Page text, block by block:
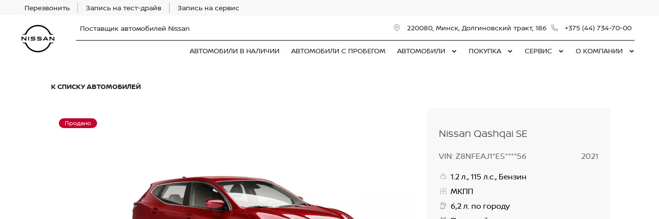
Перезвонить Запись на тест-драйв Запись на сервис
Поставщик автомобилей Nissan 220080, Минск, Долгиновский тракт, 186 +375 (44) 734-70-00
АВТОМОБИЛИ В НАЛИЧИИ АВТОМОБИЛИ С ПРОБЕГОМ АВТОМОБИЛИ ПОКУПКА СЕРВИС О КОМПАНИИ
К СПИСКУ АВТОМОБИЛЕЙ
Продано
Nissan Qashqai SE
VIN: Z8NFEAJ1*ES****56
2021
1.2 л., 115 л.с., Бензин
МКПП
6,2 л. по городу